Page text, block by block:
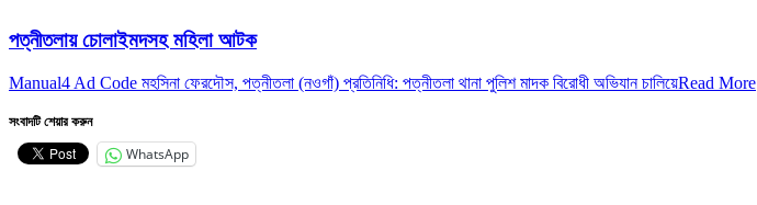
পত্নীতলায় চোলাইমদসহ মহিলা আটক
Manual4 Ad Code মহসিনা ফেরদৌস, পত্নীতলা (নওগাঁ) প্রতিনিধি: পত্নীতলা থানা পুলিশ মাদক বিরোধী অভিযান চালিয়েRead More
সংবাদটি শেয়ার করুন
WhatsApp